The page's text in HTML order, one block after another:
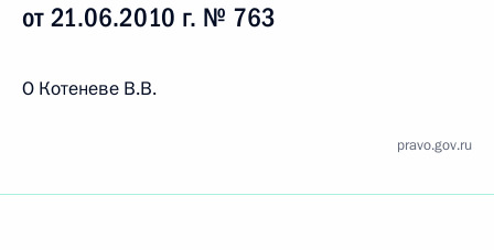
от 21.06.2010 г. № 763
О Котеневе В.В.
pravo.gov.ru